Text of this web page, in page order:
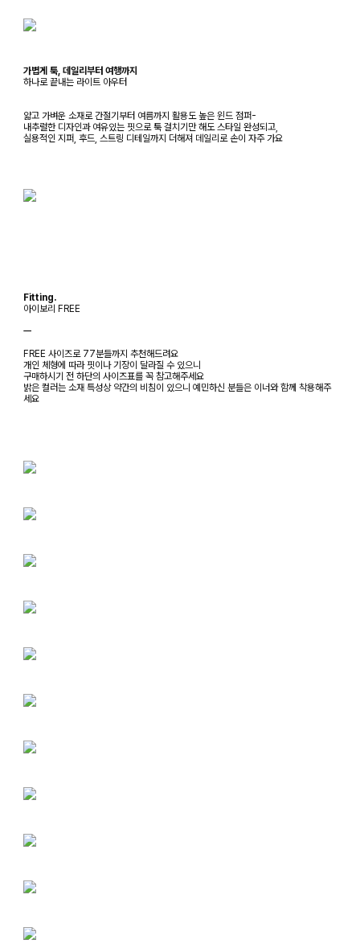
가볍게 툭, 데일리부터 여행까지
하나로 끝내는 라이트 아우터
얇고 가벼운 소재로 간절기부터 여름까지 활용도 높은 윈드 점퍼-
내추럴한 디자인과 여유있는 핏으로 툭 걸치기만 해도 스타일 완성되고,
실용적인 지퍼, 후드, 스트링 디테일까지 더해져 데일리로 손이 자주 가요
Fitting.
아이보리 FREE
ㅡ
FREE 사이즈로 77분들까지 추천해드려요
개인 체형에 따라 핏이나 기장이 달라질 수 있으니
구매하시기 전 하단의 사이즈표를 꼭 참고해주세요
밝은 컬러는 소재 특성상 약간의 비침이 있으니 예민하신 분들은 이너와 함께 착용해주
세요